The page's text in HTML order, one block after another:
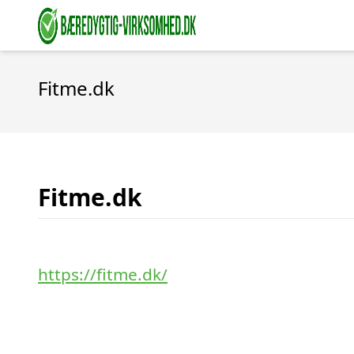
Fitme.dk
Fitme.dk
https://fitme.dk/